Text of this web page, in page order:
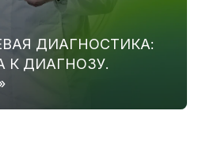
ДИАГНОСТИКА:
К ДИАГНОЗУ.